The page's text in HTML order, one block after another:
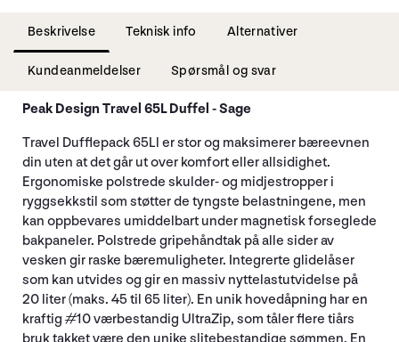
Beskrivelse Teknisk info Alternativer
Kundeanmeldelser Spørsmål og svar
Peak Design Travel 65L Duffel - Sage
Travel Dufflepack 65Ll er stor og maksimerer bæreevnen
din uten at det går ut over komfort eller allsidighet.
Ergonomiske polstrede skulder- og midjestropper i
ryggsekkstil som støtter de tyngste belastningene, men
kan oppbevares umiddelbart under magnetisk forseglede
bakpaneler. Polstrede gripehåndtak på alle sider av
vesken gir raske bæremuligheter. Integrerte glidelåser
som kan utvides og gir en massiv nyttelastutvidelse på
20 liter (maks. 45 til 65 liter). En unik hovedåpning har en
kraftig #10 værbestandig UltraZip, som tåler flere tiårs